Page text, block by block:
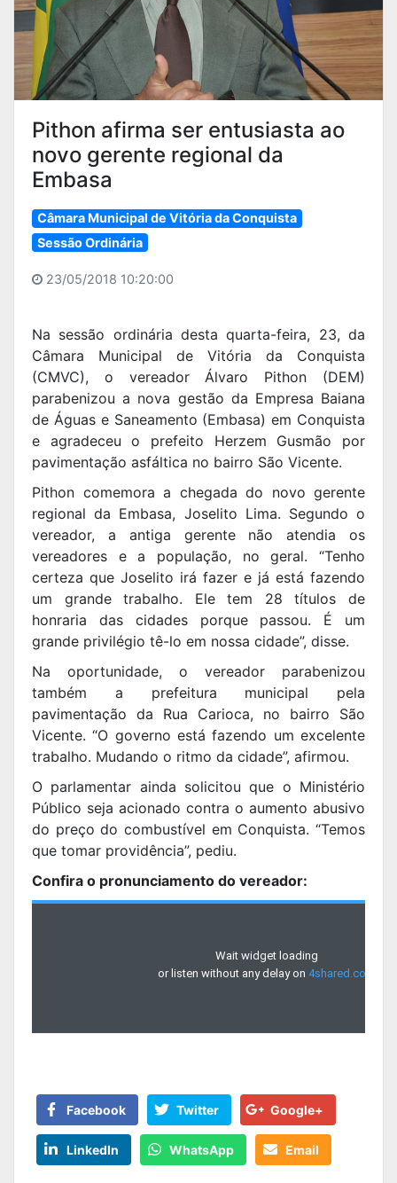
Pithon afirma ser entusiasta ao
novo gerente regional da
Embasa
Câmara Municipal de Vitória da Conquista
Sessão Ordinária
23/05/2018 10:20:00
Na sessão ordinária desta quarta-feira, 23, da
Câmara Municipal de Vitória da Conquista
(CMVC), o vereador Álvaro Pithon (DEM)
parabenizou a nova gestão da Empresa Baiana
de Águas e Saneamento (Embasa) em Conquista
e agradeceu o prefeito Herzem Gusmão por
pavimentação asfáltica no bairro São Vicente.
Pithon comemora a chegada do novo gerente
regional da Embasa, Joselito Lima. Segundo o
vereador, a antiga gerente não atendia os
vereadores e a população, no geral. “Tenho
certeza que Joselito irá fazer e já está fazendo
um grande trabalho. Ele tem 28 títulos de
honraria das cidades porque passou. É um
grande privilégio tê-lo em nossa cidade”, disse.
Na oportunidade, o vereador parabenizou
também a prefeitura municipal pela
pavimentação da Rua Carioca, no bairro São
Vicente. “O governo está fazendo um excelente
trabalho. Mudando o ritmo da cidade”, afirmou.
O parlamentar ainda solicitou que o Ministério
Público seja acionado contra o aumento abusivo
do preço do combustível em Conquista. “Temos
que tomar providência”, pediu.
Confira o pronunciamento do vereador:
Facebook Twitter Google+
LinkedIn WhatsApp Email